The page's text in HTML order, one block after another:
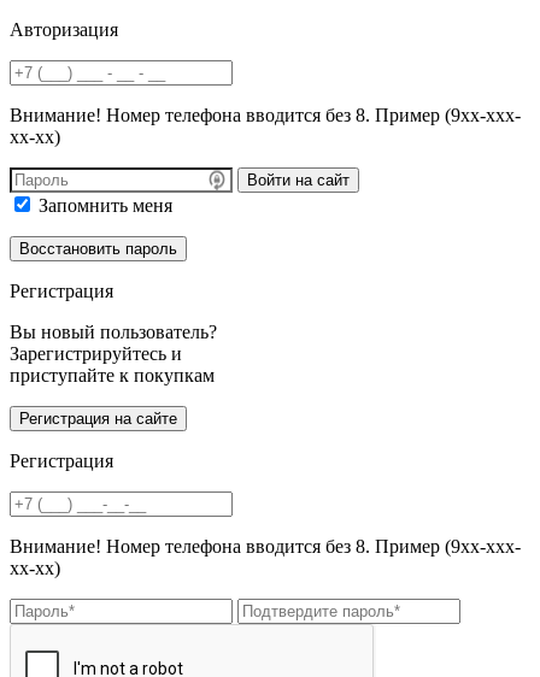
Авторизация
Внимание! Номер телефона вводится без 8. Пример (9хх-ххх-
хх-хх)
Войти на сайт
Запомнить меня
Регистрация
Вы новый пользователь?
Зарегистрируйтесь и
приступайте к покупкам
Регистрация
Внимание! Номер телефона вводится без 8. Пример (9хх-ххх-
хх-хх)